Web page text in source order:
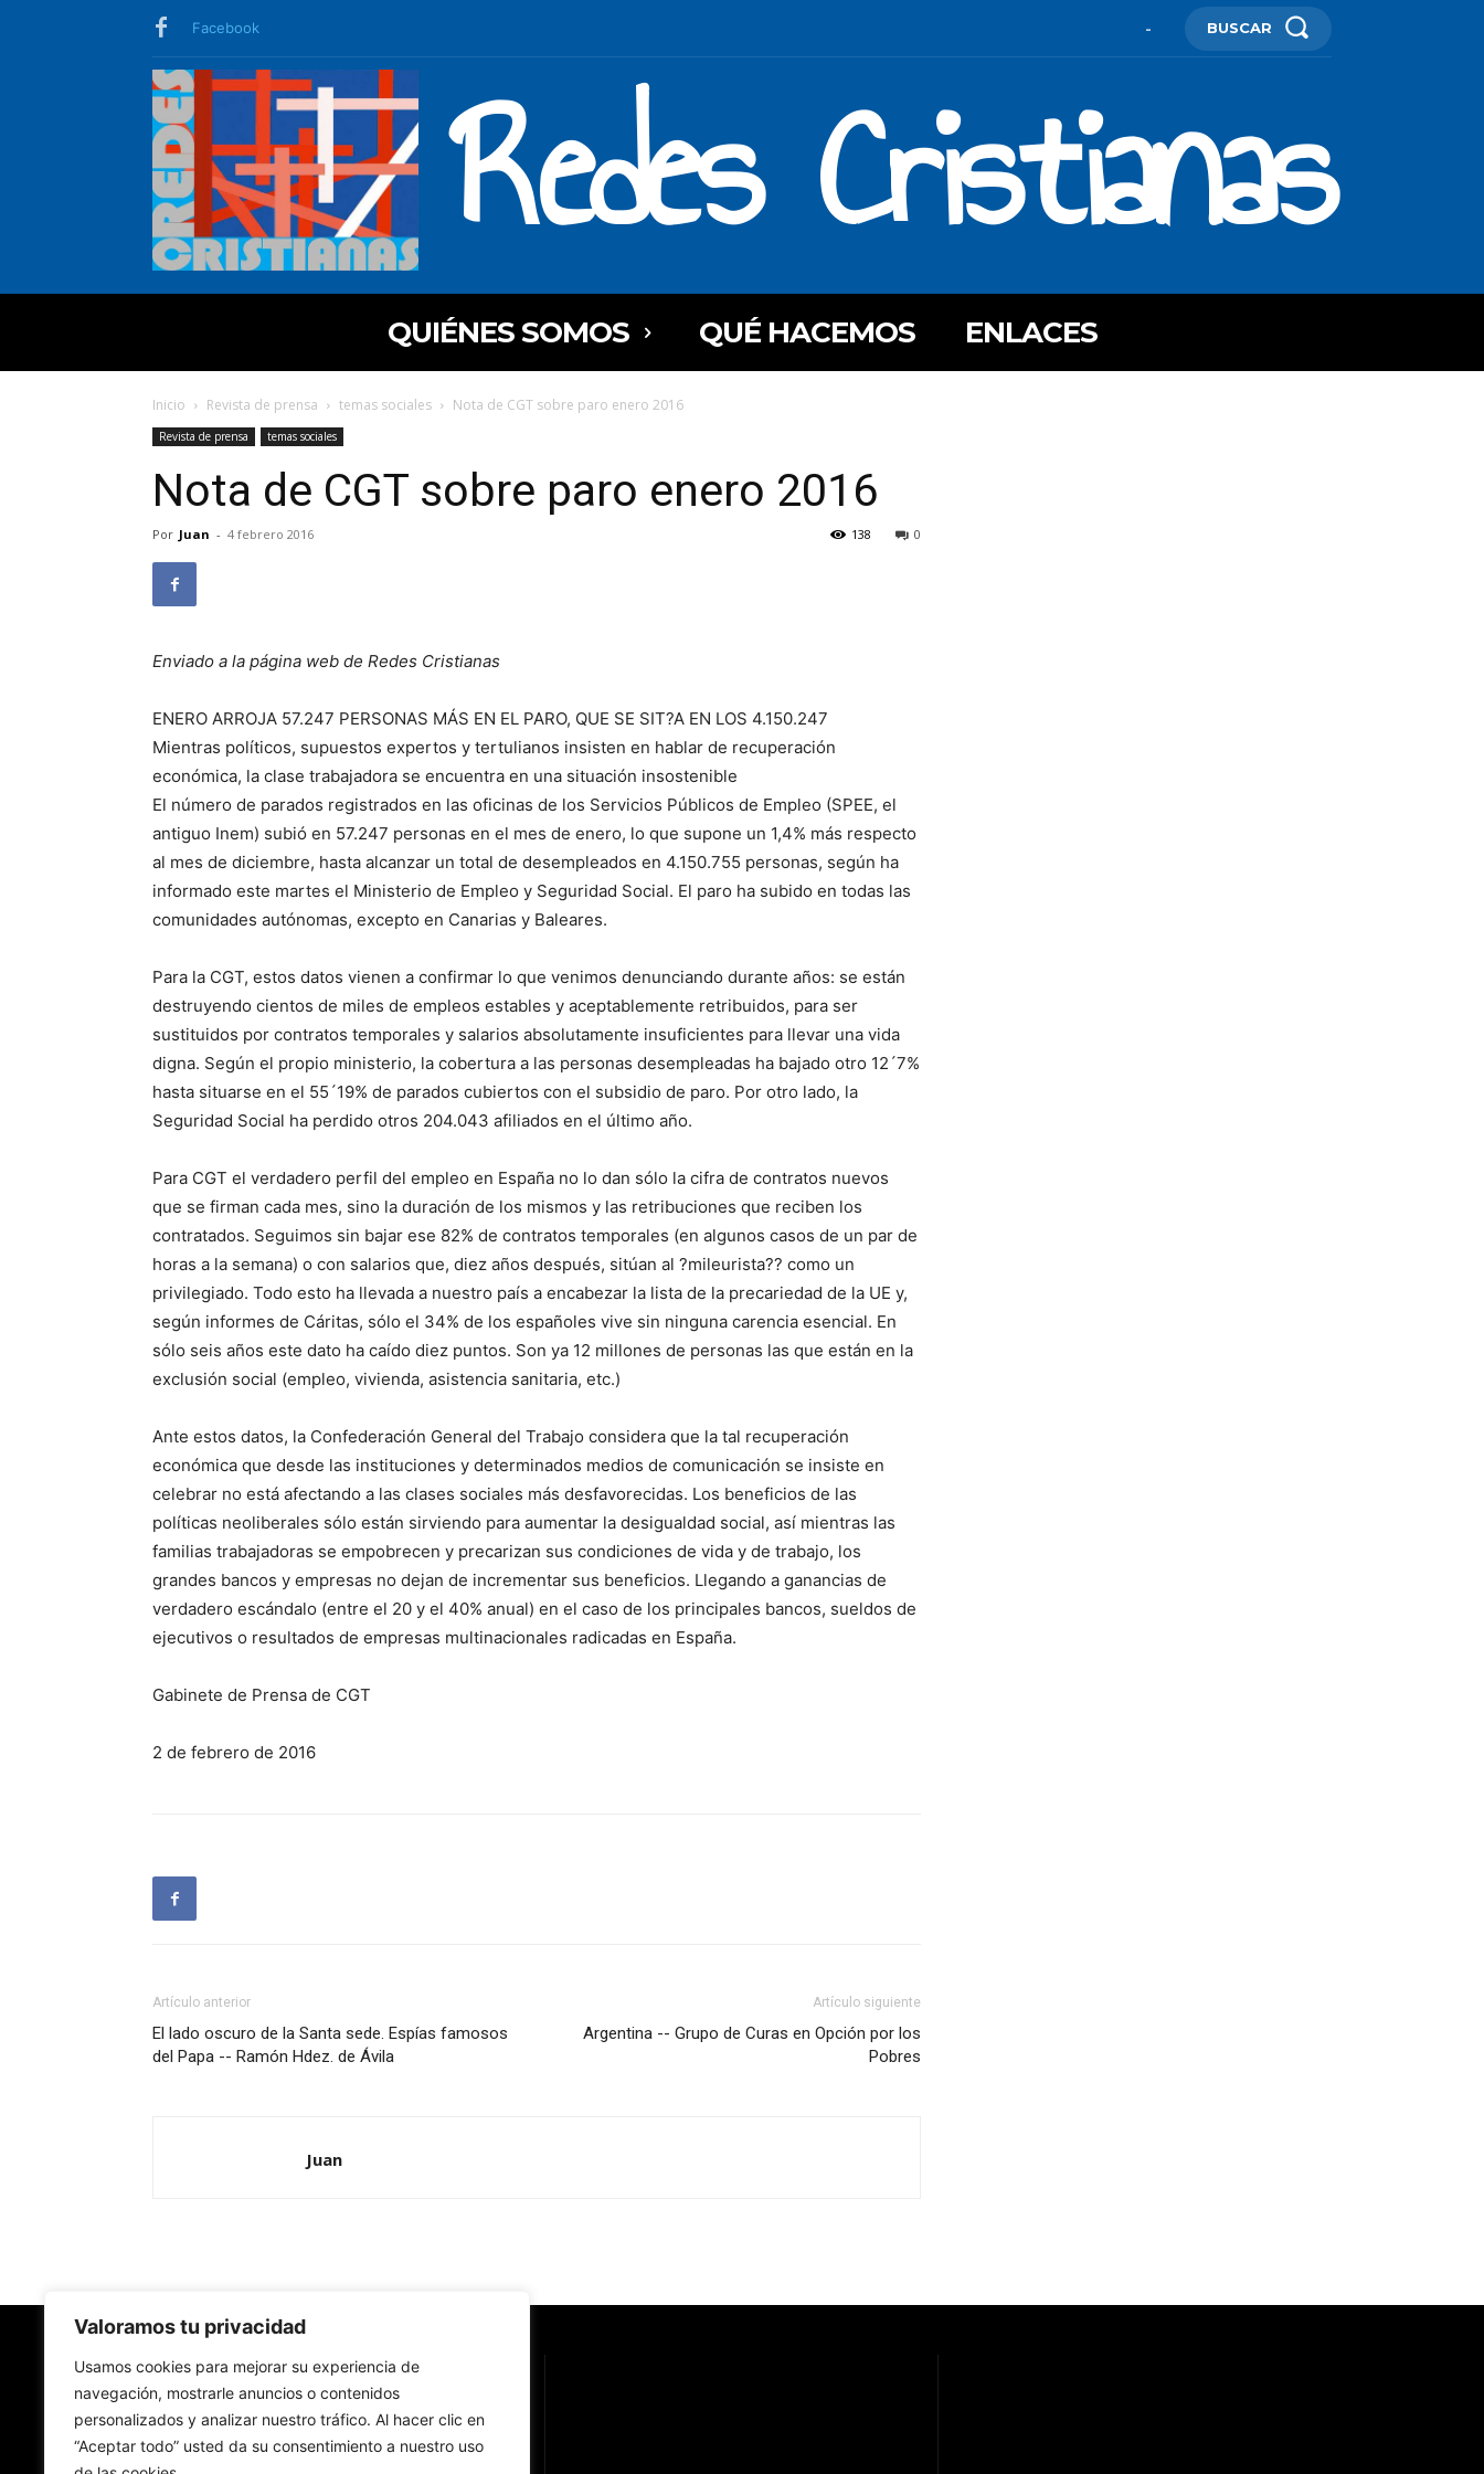
Valoramos tu privacidad
Usamos cookies para mejorar su experiencia de
navegación, mostrarle anuncios o contenidos
personalizados y analizar nuestro tráfico. Al hacer clic en
“Aceptar todo” usted da su consentimiento a nuestro uso
Facebook - BUSCAR
Redes Cristianas
QUIÉNES SOMOS QUÉ HACEMOS ENLACES
Inicio Revista de prensa temas sociales Nota de CGT sobre paro enero 2016
Revista de prensa temas sociales
Nota de CGT sobre paro enero 2016
Por Juan - 4 febrero 2016 0
138
Enviado a la página web de Redes Cristianas
ENERO ARROJA 57.247 PERSONAS MÁS EN EL PARO, QUE SE SIT?A EN LOS 4.150.247
Mientras políticos, supuestos expertos y tertulianos insisten en hablar de recuperación
económica, la clase trabajadora se encuentra en una situación insostenible
El número de parados registrados en las oficinas de los Servicios Públicos de Empleo (SPEE, el
antiguo Inem) subió en 57.247 personas en el mes de enero, lo que supone un 1,4% más respecto
al mes de diciembre, hasta alcanzar un total de desempleados en 4.150.755 personas, según ha
informado este martes el Ministerio de Empleo y Seguridad Social. El paro ha subido en todas las
comunidades autónomas, excepto en Canarias y Baleares.
Para la CGT, estos datos vienen a confirmar lo que venimos denunciando durante años: se están
destruyendo cientos de miles de empleos estables y aceptablemente retribuidos, para ser
sustituidos por contratos temporales y salarios absolutamente insuficientes para llevar una vida
digna. Según el propio ministerio, la cobertura a las personas desempleadas ha bajado otro 12´7%
hasta situarse en el 55´19% de parados cubiertos con el subsidio de paro. Por otro lado, la
Seguridad Social ha perdido otros 204.043 afiliados en el último año.
Para CGT el verdadero perfil del empleo en España no lo dan sólo la cifra de contratos nuevos
que se firman cada mes, sino la duración de los mismos y las retribuciones que reciben los
contratados. Seguimos sin bajar ese 82% de contratos temporales (en algunos casos de un par de
horas a la semana) o con salarios que, diez años después, sitúan al ?mileurista?? como un
privilegiado. Todo esto ha llevada a nuestro país a encabezar la lista de la precariedad de la UE y,
según informes de Cáritas, sólo el 34% de los españoles vive sin ninguna carencia esencial. En
sólo seis años este dato ha caído diez puntos. Son ya 12 millones de personas las que están en la
exclusión social (empleo, vivienda, asistencia sanitaria, etc.)
Ante estos datos, la Confederación General del Trabajo considera que la tal recuperación
económica que desde las instituciones y determinados medios de comunicación se insiste en
celebrar no está afectando a las clases sociales más desfavorecidas. Los beneficios de las
políticas neoliberales sólo están sirviendo para aumentar la desigualdad social, así mientras las
familias trabajadoras se empobrecen y precarizan sus condiciones de vida y de trabajo, los
grandes bancos y empresas no dejan de incrementar sus beneficios. Llegando a ganancias de
verdadero escándalo (entre el 20 y el 40% anual) en el caso de los principales bancos, sueldos de
ejecutivos o resultados de empresas multinacionales radicadas en España.
Gabinete de Prensa de CGT
2 de febrero de 2016
Artículo anterior
El lado oscuro de la Santa sede. Espías famosos
del Papa -- Ramón Hdez. de Ávila
Artículo siguiente
Argentina -- Grupo de Curas en Opción por los
Pobres
Juan
Redes Cristianas
Una mirada alternativa sobre la Iglesia católica y la